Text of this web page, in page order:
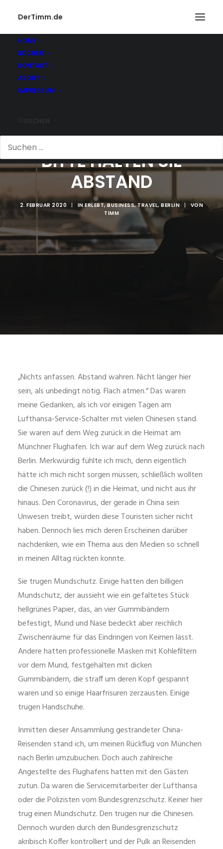
DerTimm.de
HOME
BÜCHER
KONTAKT
ABOUT
IMPRESSUM
BITTE HALTEN SIE
ABSTAND
2. FEBRUAR 2020 | INERLEBT,BUSINESS,TRAVEL,BERLIN |
VON
TIMM
„Nichts anfassen. Abstand wahren. Nicht länger hier
sein, als unbedingt nötig. Flach atmen.“ Das waren
meine Gedanken, als ich vor einigen Tagen am
Lufthansa-Service-Schalter mit vielen Chinesen stand.
Sie waren auf dem Weg zurück in die Heimat am
Münchner Flughafen. Ich war auf dem Weg zurück nach
Berlin. Merkwürdig fühlte ich mich, denn eigentlich
hätte ich mich nicht sorgen müssen, schließlich wollten
die Chinesen zurück (!) in die Heimat, und nicht aus ihr
hinaus. Den Coronavirus, der gerade in China sein
Unwesen treibt, würden diese Touristen sicher nicht
haben. Dennoch lies mich deren Erscheinen darüber
nachdenken, wie ein Thema aus den Medien so schnell
in meinen Alltag rückten konnte.
Sie trugen Mundschutz. Einige hatten den billigen
Mundschutz, der aussieht wie ein gefaltetes Stück
hellgrünes Papier, das, an vier Gummibändern
befestigt, Mund und Nase bedeckt aber reichlich
Zwischenräume für das Eindringen von Keimen lässt.
Andere hatten professionelle Masken mit Kohlefiltern
vor dem Mund, festgehalten mit dicken
Gummibändern, die straff um deren Kopf gespannt
waren und so einige Haarfrisuren zerzausten. Einige
trugen Handschuhe.
Inmitten dieser Ansammlung gestrandeter China-
Reisenden stand ich, um meinen Rückflug von München
nach Berlin umzubuchen. Doch auch zahlreiche
Angestellte des Flughafens hatten mit den Gästen
zutun. Da waren die Servicemitarbeiter der Lufthansa
oder die Polizisten vom Bundesgrenzschutz. Keiner hier
trug einen Mundschutz. Den trugen nur die Chinesen.
Dennoch wurden durch den Bundesgrenzschutz
akribisch Koffer kontrolliert und der Pulk an Reisenden